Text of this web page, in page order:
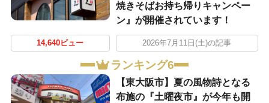
焼きそばお持ち帰りキャンペー
ン』が開催されています！
14,640ビュー 2026年7月11日(土)の記事
ランキング6
【東大阪市】夏の風物詩となる
布施の『土曜夜市』が今年も開